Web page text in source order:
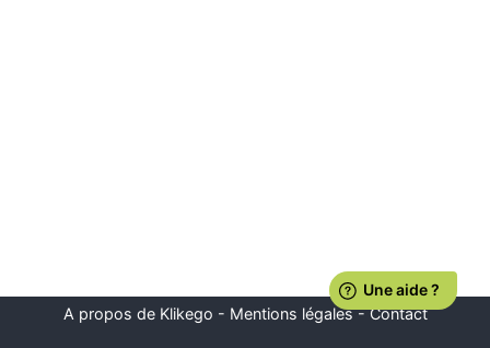
A propos de Klikego - Mentions légales-Contact